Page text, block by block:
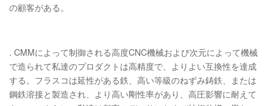
の顧客がある。
. CMMによって制御される高度CNC機械および次元によって機械
で造られて私達のプロダクトは高精度で、よりよい互換性を達成
する。フラスコは延性がある鉄、高い等級のねずみ鋳鉄、または
鋼鉄溶接と製造され、より高い剛性率があり、高圧影響に耐えて